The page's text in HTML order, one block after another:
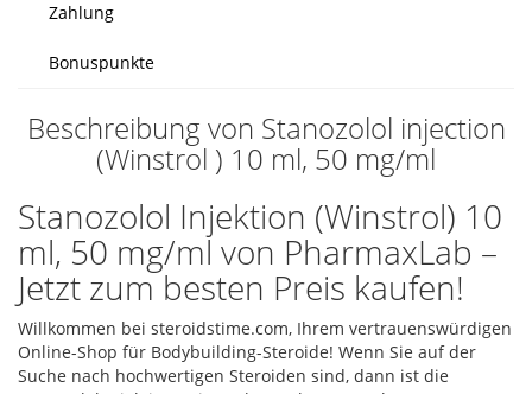
Zahlung
Bonuspunkte
Beschreibung von Stanozolol injection
(Winstrol ) 10 ml, 50 mg/ml
Stanozolol Injektion (Winstrol) 10
ml, 50 mg/ml von PharmaxLab –
Jetzt zum besten Preis kaufen!
Willkommen bei steroidstime.com, Ihrem vertrauenswürdigen
Online-Shop für Bodybuilding-Steroide! Wenn Sie auf der
Suche nach hochwertigen Steroiden sind, dann ist die